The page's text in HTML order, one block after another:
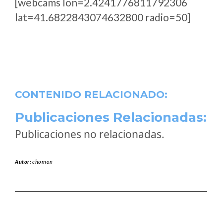
lat=41.6822843074632800 radio=50]
CONTENIDO RELACIONADO:
Publicaciones Relacionadas:
Publicaciones no relacionadas.
Autor:chomon